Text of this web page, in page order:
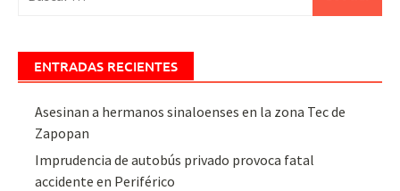
ENTRADAS RECIENTES
Asesinan a hermanos sinaloenses en la zona Tec de
Zapopan
Imprudencia de autobús privado provoca fatal
accidente en Periférico